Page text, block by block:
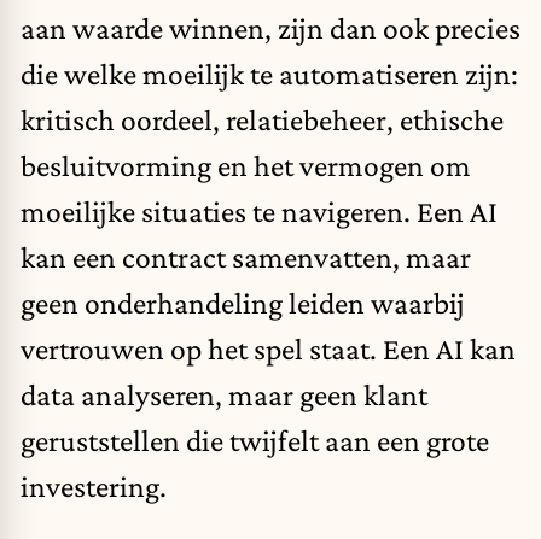
aan waarde winnen, zijn dan ook precies
die welke moeilijk te automatiseren zijn:
kritisch oordeel, relatiebeheer, ethische
besluitvorming en het vermogen om
moeilijke situaties te navigeren. Een AI
kan een contract samenvatten, maar
geen onderhandeling leiden waarbij
vertrouwen op het spel staat. Een AI kan
data analyseren, maar geen klant
geruststellen die twijfelt aan een grote
investering.